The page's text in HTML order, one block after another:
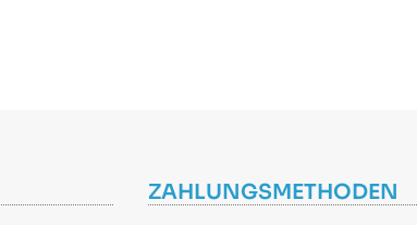
ZAHLUNGSMETHODEN